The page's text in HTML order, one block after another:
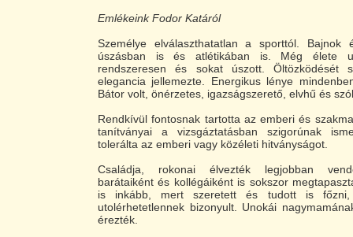
Emlékeink Fodor Katáról
Személye elválaszthatatlan a sporttól. Bajnok
úszásban is és atlétikában is. Még élete
rendszeresen és sokat úszott. Öltözködését
elegancia jellemezte. Energikus lénye
Bátor volt, önérzetes, igazságszerető, elvhű és
Rendkívül fontosnak tartotta az emberi és
tanítványai a vizsgáztatásban szigorúnak
tolerálta az emberi vagy közéleti hitványságot.
Családja, rokonai élvezték legjobban
barátaiként és kollégáiként is sokszor
is inkább, mert szeretett és tudott is
utolérhetetlennek bizonyult. Unokái
érezték.